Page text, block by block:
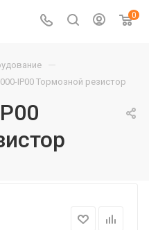
0
—
IP00 Тормозной резистор